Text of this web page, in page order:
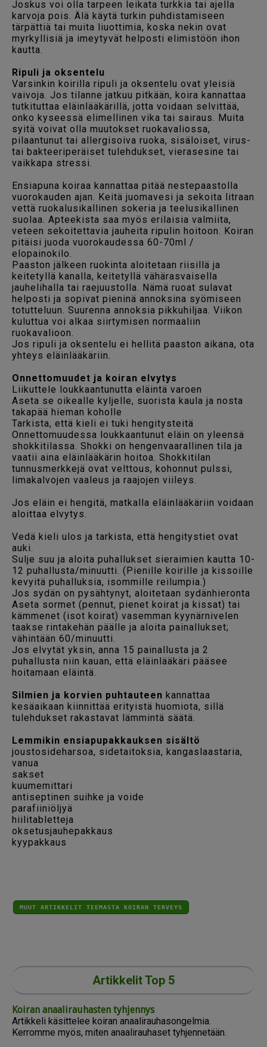
Joskus voi olla tarpeen leikata turkkia tai ajella
karvoja pois. Älä käytä turkin puhdistamiseen
tärpättiä tai muita liuottimia, koska nekin ovat
myrkyllisiä ja imeytyvät helposti elimistöön ihon
kautta.
Ripuli ja oksentelu
Varsinkin koirilla ripuli ja oksentelu ovat yleisiä
vaivoja. Jos tilanne jatkuu pitkään, koira kannattaa
tutkituttaa eläinlääkärillä, jotta voidaan selvittää,
onko kyseessä elimellinen vika tai sairaus. Muita
syitä voivat olla muutokset ruokavaliossa,
pilaantunut tai allergisoiva ruoka, sisäloiset, virus-
tai bakteeriperäiset tulehdukset, vierasesine tai
vaikkapa stressi.
Ensiapuna koiraa kannattaa pitää nestepaastolla
vuorokauden ajan. Keitä juomavesi ja sekoita litraan
vettä ruokalusikallinen sokeria ja teelusikallinen
suolaa. Apteekista saa myös erilaisia valmiita,
veteen sekoitettavia jauheita ripulin hoitoon. Koiran
pitäisi juoda vuorokaudessa 60-70ml /
elopainokilo.
Paaston jälkeen ruokinta aloitetaan riisillä ja
keitetyllä kanalla, keitetyllä vähärasvaisella
jauhelihalla tai raejuustolla. Nämä ruoat sulavat
helposti ja sopivat pieninä annoksina syömiseen
totutteluun. Suurenna annoksia pikkuhiljaa. Viikon
kuluttua voi alkaa siirtymisen normaaliin
ruokavalioon.
Jos ripuli ja oksentelu ei hellitä paaston aikana, ota
yhteys eläinlääkäriin.
Onnettomuudet ja koiran elvytys
Liikuttele loukkaantunutta eläintä varoen
Aseta se oikealle kyljelle, suorista kaula ja nosta
takapää hieman koholle
Tarkista, että kieli ei tuki hengitysteitä
Onnettomuudessa loukkaantunut eläin on yleensä
shokkitilassa. Shokki on hengenvaarallinen tila ja
vaatii aina eläinlääkärin hoitoa. Shokkitilan
tunnusmerkkejä ovat velttous, kohonnut pulssi,
limakalvojen vaaleus ja raajojen viileys.
Jos eläin ei hengitä, matkalla eläinlääkäriin voidaan
aloittaa elvytys.
Vedä kieli ulos ja tarkista, että hengitystiet ovat
auki.
Sulje suu ja aloita puhallukset sieraimien kautta 10-
12 puhallusta/minuutti. (Pienille koirille ja kissoille
kevyitä puhalluksia, isommille reilumpia.)
Jos sydän on pysähtynyt, aloitetaan sydänhieronta
Aseta sormet (pennut, pienet koirat ja kissat) tai
kämmenet (isot koirat) vasemman kyynärnivelen
taakse rintakehän päälle ja aloita painallukset;
vähintään 60/minuutti.
Jos elvytät yksin, anna 15 painallusta ja 2
puhallusta niin kauan, että eläinlääkäri pääsee
hoitamaan eläintä.
Silmien ja korvien puhtauteen kannattaa
kesäaikaan kiinnittää erityistä huomiota, sillä
tulehdukset rakastavat lämmintä säätä.
Lemmikin ensiapupakkauksen sisältö
joustosideharsoa, sidetaitoksia, kangaslaastaria,
vanua
sakset
kuumemittari
antiseptinen suihke ja voide
parafiiniöljyä
hiilitabletteja
oksetusjauhepakkaus
kyypakkaus
MUUT ARTIKKELIT TEEMASTA KOIRAN TERVEYS
Artikkelit Top 5
Koiran anaalirauhasten tyhjennys
Artikkeli käsittelee koiran anaalirauhasongelmia.
Kerromme myös, miten anaalirauhaset tyhjennetään.